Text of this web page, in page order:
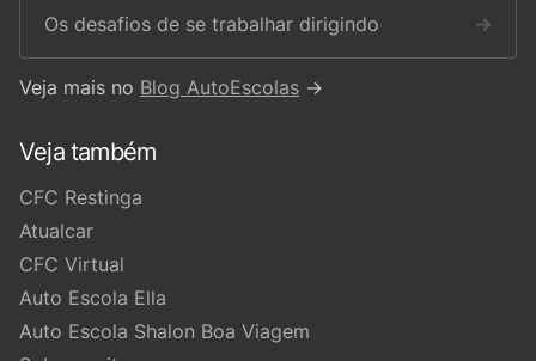
Os desafios de se trabalhar dirigindo →
Veja mais no Blog AutoEscolas →
Veja também
CFC Restinga
Atualcar
CFC Virtual
Auto Escola Ella
Auto Escola Shalon Boa Viagem